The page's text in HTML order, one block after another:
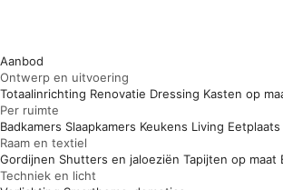
Aanbod
Ontwerp en uitvoering
Totaalinrichting Renovatie Dressing Kasten op
Per ruimte
Badkamers Slaapkamers Keukens Living Eetplaats
Raam en textiel
Gordijnen Shutters en jaloeziën Tapijten op maat
Techniek en licht